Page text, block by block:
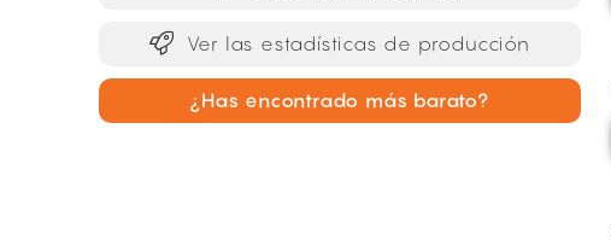
Ver las estadísticas de producción
¿Has encontrado más barato?